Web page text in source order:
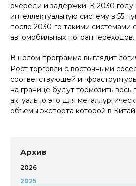
Архив
2026
2025
очереди и задержки. К 2030 году
интеллектуальную систему в 55
после 2030-го такими системами
автомобильных погранпереходов.
В целом программа выглядит
Рост торговли с восточными
соответствующей
на границе будут тормозить
актуально это для
объемы экспорта которой в